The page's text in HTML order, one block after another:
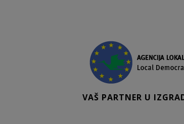
VAŠ PARTNER U